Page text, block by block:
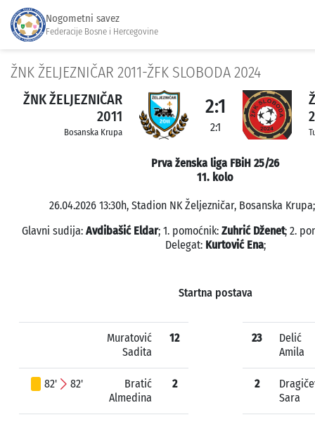
Nogometni savez
Federacije Bosne i Hercegovine
ŽNK ŽELJEZNIČAR 2011-ŽFK SLOBODA 2024
ŽNK ŽELJEZNIČAR
2011
Bosanska Krupa
2:1
2:1
Prva ženska liga FBiH 25/26
11. kolo
26.04.2026 13:30h, Stadion NK Željezničar, Bosanska
Glavni sudija: Avdibašić Eldar; 1. pomoćnik: Zuhrić Dženet; 2.
Delegat: Kurtović Ena;
Startna postava
Muratović
Sadita
12
82' 82'
Bratić
Almedina
2
23
Delić
Amila
2
Sara